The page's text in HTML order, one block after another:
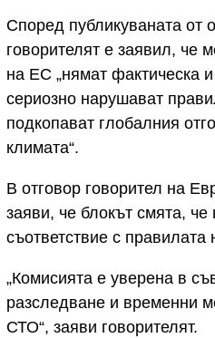
Според публикуваната от
говорителят е заявил, че
на ЕС „нямат фактическа
сериозно нарушават
подкопават глобалния
климата“.
В отговор говорител на
заяви, че блокът смята, че
съответствие с
„Комисията е уверена в
разследване и временни
СТО“, заяви говорителят.